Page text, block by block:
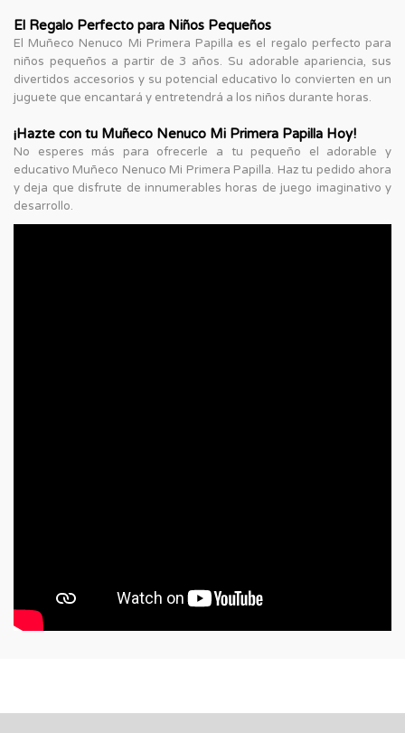
El Regalo Perfecto para Niños Pequeños
El Muñeco Nenuco Mi Primera Papilla es el regalo perfecto para
niños pequeños a partir de 3 años. Su adorable apariencia, sus
divertidos accesorios y su potencial educativo lo convierten en un
juguete que encantará y entretendrá a los niños durante horas.
¡Hazte con tu Muñeco Nenuco Mi Primera Papilla Hoy!
No esperes más para ofrecerle a tu pequeño el adorable y
educativo Muñeco Nenuco Mi Primera Papilla. Haz tu pedido ahora
y deja que disfrute de innumerables horas de juego imaginativo y
desarrollo.